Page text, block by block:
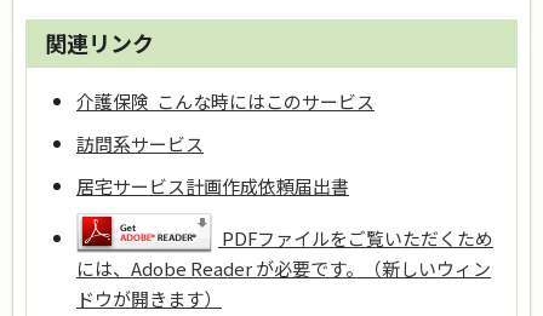
関連リンク
介護保険 こんな時にはこのサービス
訪問系サービス
居宅サービス計画作成依頼届出書
PDFファイルをご覧いただくため
には、Adobe Reader が必要です。（新しいウィン
ドウが開きます）